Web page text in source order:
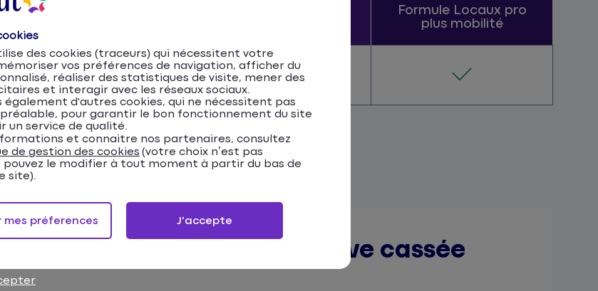
Formule Responsabilité
Formule Locaux pro
plus mobilité
t-il si ma vitrine se trouve cassée
des cookies (traceurs) qui nécessitent votre
vos préférences de navigation, afficher du
réaliser des statistiques de visite, mener des
et interagir avec les réseaux sociaux.
également d'autres cookies, qui ne nécessitent pas
pour garantir le bon fonctionnement du site
un service de qualité.
et connaitre nos partenaires, consultez
de gestion des cookies (votre choix n’est pas
pouvez le modifier à tout moment à partir du bas de
site).
mes préferences J'accepte